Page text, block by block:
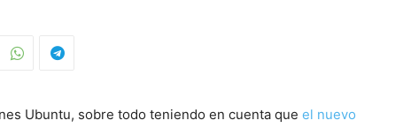
Ubuntu, sobre todo teniendo en cuenta que el nuevo